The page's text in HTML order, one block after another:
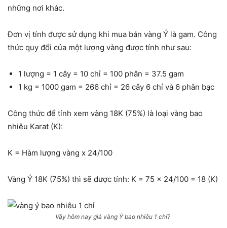
những nơi khác.
Đơn vị tính được sử dụng khi mua bán vàng Ý là gam. Công
thức quy đổi của một lượng vàng được tính như sau:
1 lượng = 1 cây = 10 chỉ = 100 phân = 37.5 gam
1 kg = 1000 gam = 266 chỉ = 26 cây 6 chỉ và 6 phân bạc
Công thức để tính xem vàng 18K (75%) là loại vàng bao
nhiêu Karat (K):
K = Hàm lượng vàng x 24/100
Vàng Ý 18K (75%) thì sẽ được tính: K = 75 x 24/100 = 18 (K)
Vậy hôm nay giá vàng Ý bao nhiêu 1 chỉ?